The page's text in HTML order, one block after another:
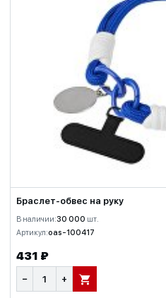
Браслет-обвес на руку
В наличии:30 000 шт.
Артикул:oas-100417
431 ₽
− + В КОРЗИНУ